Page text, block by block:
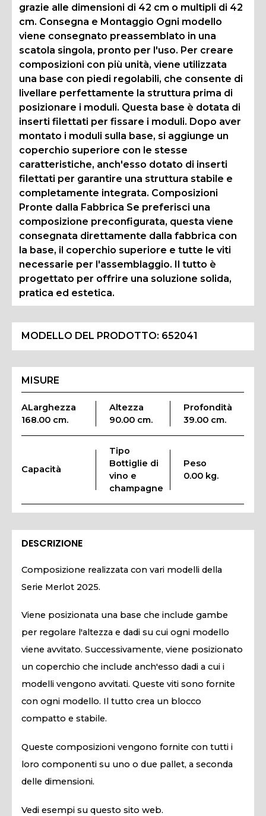
grazie alle dimensioni di 42 cm o multipli di 42
cm. Consegna e Montaggio Ogni modello
viene consegnato preassemblato in una
scatola singola, pronto per l'uso. Per creare
composizioni con più unità, viene utilizzata
una base con piedi regolabili, che consente di
livellare perfettamente la struttura prima di
posizionare i moduli. Questa base è dotata di
inserti filettati per fissare i moduli. Dopo aver
montato i moduli sulla base, si aggiunge un
coperchio superiore con le stesse
caratteristiche, anch'esso dotato di inserti
filettati per garantire una struttura stabile e
completamente integrata. Composizioni
Pronte dalla Fabbrica Se preferisci una
composizione preconfigurata, questa viene
consegnata direttamente dalla fabbrica con
la base, il coperchio superiore e tutte le viti
necessarie per l'assemblaggio. Il tutto è
progettato per offrire una soluzione solida,
pratica ed estetica.
MODELLO DEL PRODOTTO: 652041
MISURE
ALarghezza
168.00 cm.
Altezza
90.00 cm.
Profondità
39.00 cm.
Capacità
Tipo
Bottiglie di
vino e
champagne
Peso
0.00 kg.
DESCRIZIONE
Composizione realizzata con vari modelli della
Serie Merlot 2025.
Viene posizionata una base che include gambe
per regolare l'altezza e dadi su cui ogni modello
viene avvitato. Successivamente, viene posizionato
un coperchio che include anch'esso dadi a cui i
modelli vengono avvitati. Queste viti sono fornite
con ogni modello. Il tutto crea un blocco
compatto e stabile.
Queste composizioni vengono fornite con tutti i
loro componenti su uno o due pallet, a seconda
delle dimensioni.
Vedi esempi su questo sito web.